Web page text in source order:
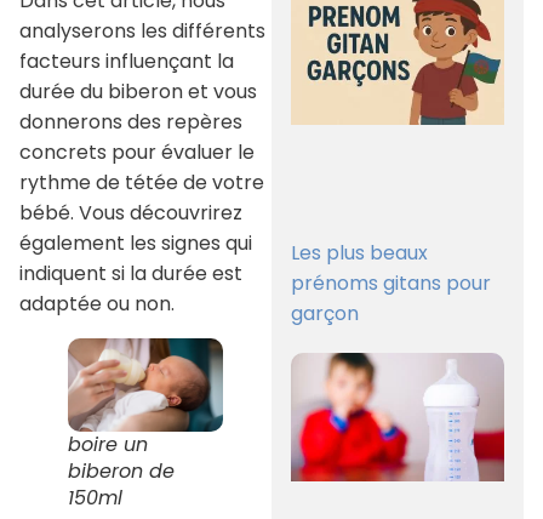
analyserons les différents
facteurs influençant la
durée du biberon et vous
donnerons des repères
concrets pour évaluer le
rythme de tétée de votre
bébé. Vous découvrirez
également les signes qui
indiquent si la durée est
adaptée ou non.
boire un
biberon de
150ml
Les plus beaux
prénoms gitans pour
garçon